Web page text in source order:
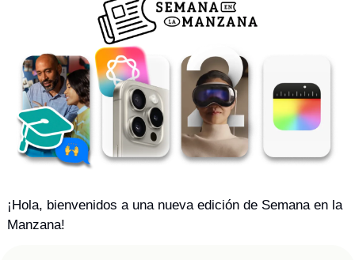
¡Hola, bienvenidos a una nueva edición de Semana en la
Manzana!